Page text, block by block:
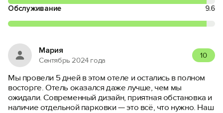
Обслуживание 9.6
Мария
Сентябрь 2024 года
10
Мы провели 5 дней в этом отеле и остались в полном
восторге. Отель оказался даже лучше, чем мы
ожидали. Современный дизайн, приятная обстановка и
наличие отдельной парковки — это всё, что нужно. Наш